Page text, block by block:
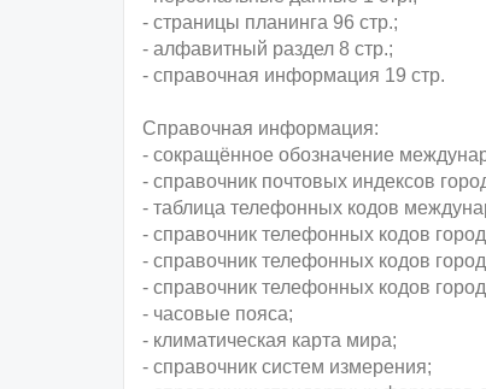
- страницы планинга 96 стр.;
- алфавитный раздел 8 стр.;
- справочная информация 19 стр.
Справочная информация:
- сокращённое обозначение
- справочник почтовых индексов
- таблица телефонных кодов
- справочник телефонных кодов
- справочник телефонных кодов
- справочник телефонных кодов
- часовые пояса;
- климатическая карта мира;
- справочник систем измерения;